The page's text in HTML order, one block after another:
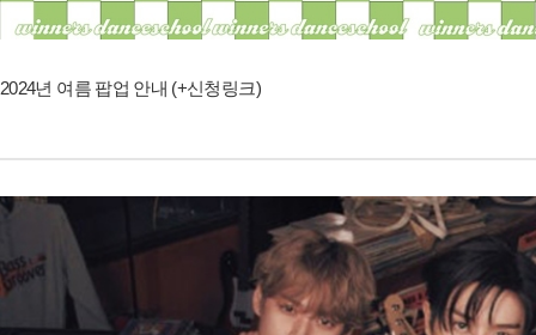
2024년 여름 팝업 안내 (+신청링크)